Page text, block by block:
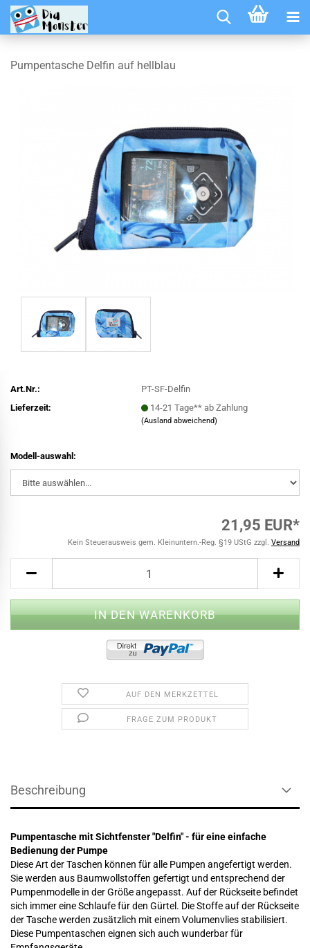
Pumpentasche Delfin auf hellblau
Art.Nr.:
PT-SF-Delfin
Lieferzeit:
14-21 Tage** ab Zahlung
(Ausland abweichend)
Modell-auswahl:
21,95 EUR*
Kein Steuerausweis gem. Kleinuntern.-Reg. §19 UStG zzgl. Versand
AUF DEN MERKZETTEL
FRAGE ZUM PRODUKT
Beschreibung
Pumpentasche mit Sichtfenster "Delfin" - für eine einfache
Bedienung der Pumpe
Diese Art der Taschen können für alle Pumpen angefertigt werden.
Sie werden aus Baumwollstoffen gefertigt und entsprechend der
Pumpenmodelle in der Größe angepasst. Auf der Rückseite befindet
sich immer eine Schlaufe für den Gürtel. Die Stoffe auf der Rückseite
der Tasche werden zusätzlich mit einem Volumenvlies stabilisiert.
Diese Pumpentaschen eignen sich auch wunderbar für